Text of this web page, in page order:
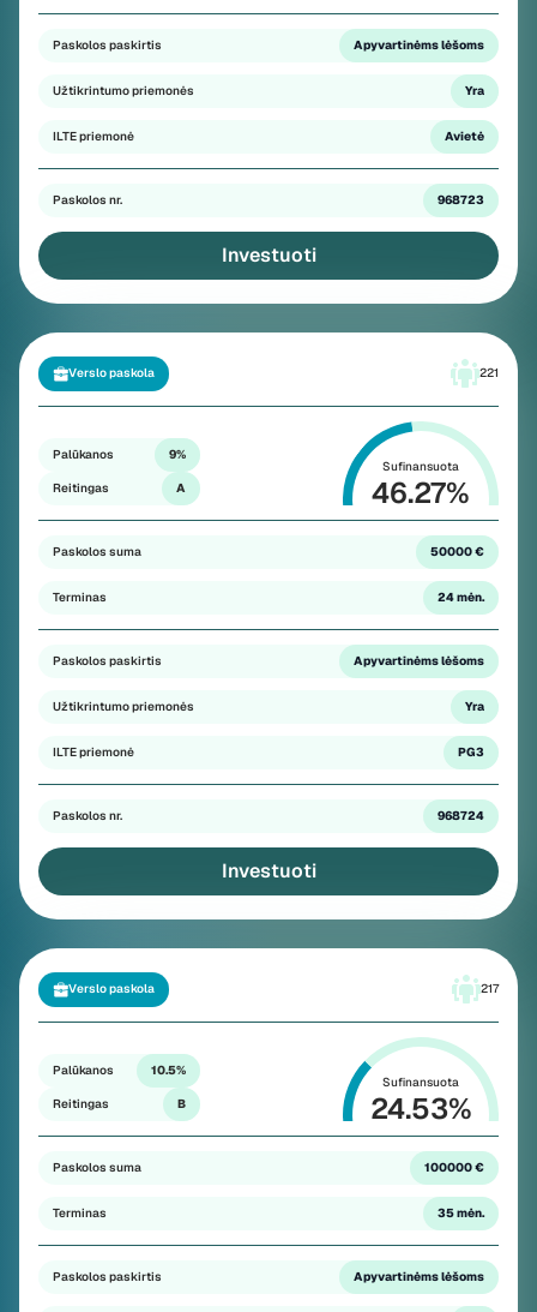
Paskolos paskirtis Apyvartinėms lėšoms
Užtikrintumo priemonės Yra
ILTE priemonė Avietė
Paskolos nr. 968723
Investuoti
Verslo paskola 221
Palūkanos 9%
Reitingas A
Sufinansuota
46.27%
Paskolos suma 50000 €
Terminas 24 mėn.
Paskolos paskirtis Apyvartinėms lėšoms
Užtikrintumo priemonės Yra
ILTE priemonė PG3
Paskolos nr. 968724
Investuoti
Verslo paskola 217
Palūkanos 10.5%
Reitingas B
Sufinansuota
24.53%
Paskolos suma 100000 €
Terminas 35 mėn.
Paskolos paskirtis Apyvartinėms lėšoms